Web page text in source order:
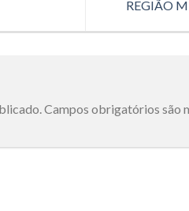
REGIÃO
Campos obrigatórios são